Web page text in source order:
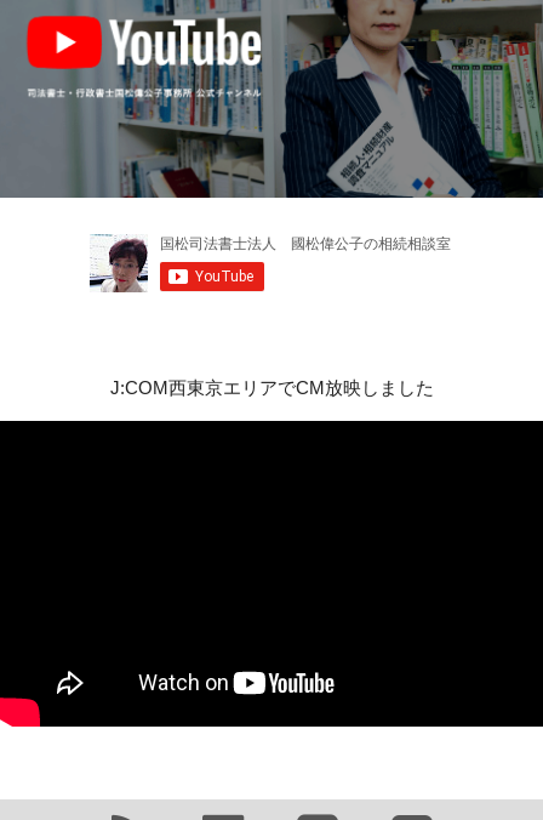
J:COM西東京エリアでCM放映しました